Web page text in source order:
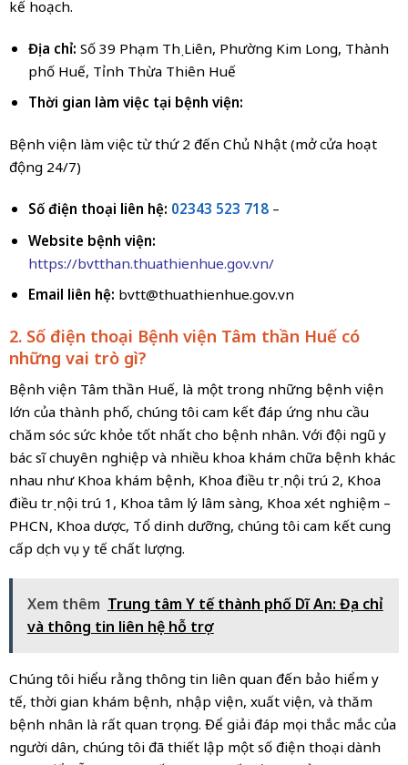
kế hoạch.
Địa chỉ: Số 39 Phạm Thị Liên, Phường Kim Long, Thành
phố Huế, Tỉnh Thừa Thiên Huế
Thời gian làm việc tại bệnh viện:
Bệnh viện làm việc từ thứ 2 đến Chủ Nhật (mở cửa hoạt
động 24/7)
Số điện thoại liên hệ: 02343 523 718–
Website bệnh viện:
https://bvtthan.thuathienhue.gov.vn/
Email liên hệ: bvtt@thuathienhue.gov.vn
2. Số điện thoại Bệnh viện Tâm thần Huế có
những vai trò gì?
Bệnh viện Tâm thần Huế, là một trong những bệnh viện
lớn của thành phố, chúng tôi cam kết đáp ứng nhu cầu
chăm sóc sức khỏe tốt nhất cho bệnh nhân. Với đội ngũ y
bác sĩ chuyên nghiệp và nhiều khoa khám chữa bệnh khác
nhau như Khoa khám bệnh, Khoa điều trị nội trú 2, Khoa
điều trị nội trú 1, Khoa tâm lý lâm sàng, Khoa xét nghiệm –
PHCN, Khoa dược, Tổ dinh dưỡng, chúng tôi cam kết cung
cấp dịch vụ y tế chất lượng.
Xem thêm Trung tâm Y tế thành phố Dĩ An: Địa chỉ
và thông tin liên hệ hỗ trợ
Chúng tôi hiểu rằng thông tin liên quan đến bảo hiểm y
tế, thời gian khám bệnh, nhập viện, xuất viện, và thăm
bệnh nhân là rất quan trọng. Để giải đáp mọi thắc mắc của
người dân, chúng tôi đã thiết lập một số điện thoại dành